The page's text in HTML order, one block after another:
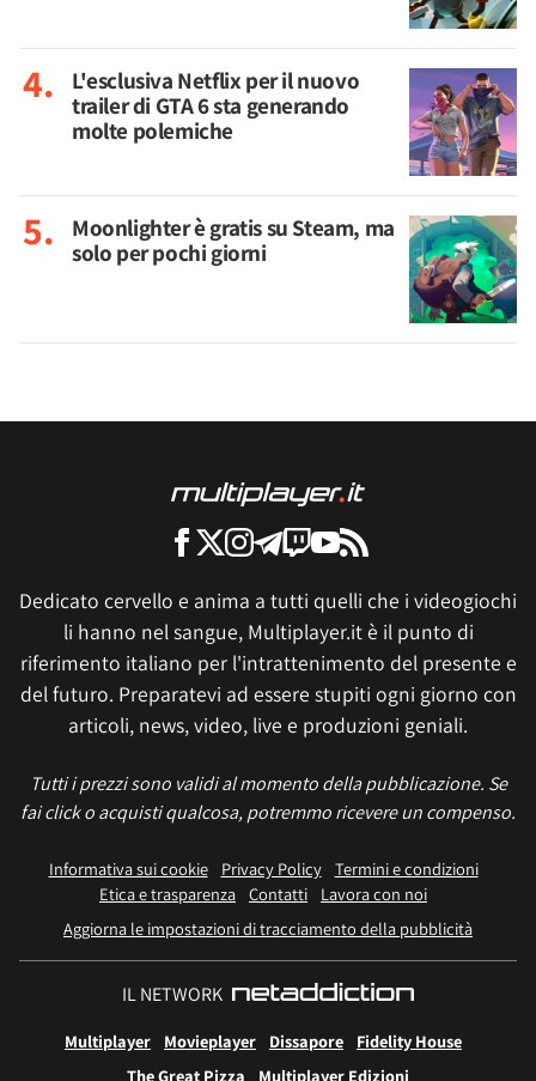
L'esclusiva Netflix per il nuovo
trailer di GTA 6 sta generando
molte polemiche
Moonlighter è gratis su Steam, ma
solo per pochi giorni
Dedicato cervello e anima a tutti quelli che i videogiochi
li hanno nel sangue, Multiplayer.it è il punto di
riferimento italiano per l'intrattenimento del presente e
del futuro. Preparatevi ad essere stupiti ogni giorno con
articoli, news, video, live e produzioni geniali.
Tutti i prezzi sono validi al momento della pubblicazione. Se
fai click o acquisti qualcosa, potremmo ricevere un compenso.
Informativa sui cookie Privacy Policy
Termini e condizioni
Etica e trasparenza Contatti
Lavora con noi
Aggiorna le impostazioni di tracciamento della pubblicità
IL NETWORK
Multiplayer Movieplayer Dissapore
Fidelity House
The Great Pizza
Multiplayer Edizioni